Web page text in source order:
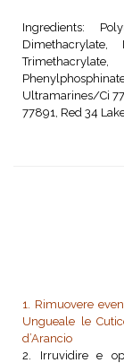
Ingredients:
Dimethacrylate,
Ultramarines/Ci
77891, Red 34
1. Rimuovere
Ungueale le
d’Arancio
2. Irruvidire e